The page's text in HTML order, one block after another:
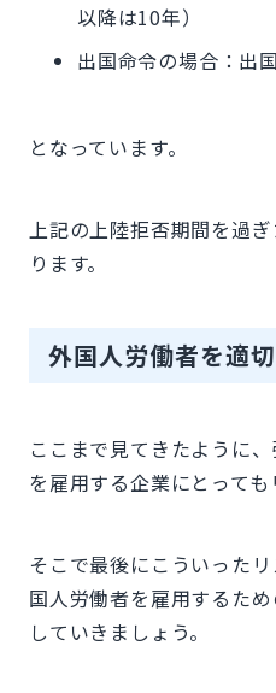
以降は10年）
出国命令の場合：出
となっています。
上記の上陸拒否期間を過
ります。
外国人労働者を適
ここまで見てきたように
を雇用する企業にとっても
そこで最後にこういった
国人労働者を雇用するた
していきましょう。